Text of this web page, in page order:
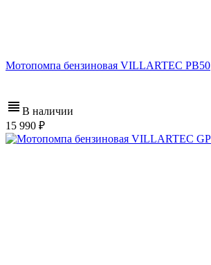
Мотопомпа бензиновая VILLARTEC PB50
В наличии
15 990